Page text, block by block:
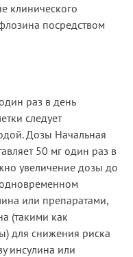
клинического
посредством
раз в день
следует
Дозы Начальная
50 мг один раз в
увеличение дозы до
или препаратами,
(такими как
для снижения риска
инсулина или